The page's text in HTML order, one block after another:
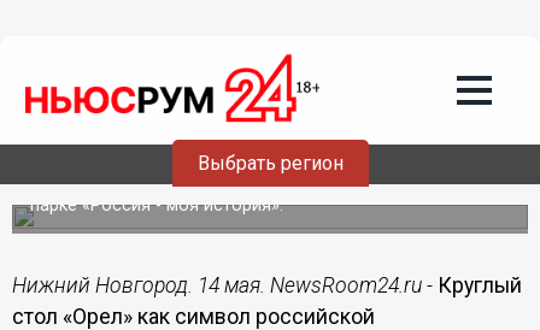
Выбрать регион
14.05.201820:49
Круглый стол об истории судостроения
проведут на Нижегородской ярмарке
Мероприятие пройдет в Мультимедийном историческом
парке «Россия - моя история».
Нижний Новгород. 14 мая. NewsRoom24.ru - Круглый
стол «Орел» как символ российской